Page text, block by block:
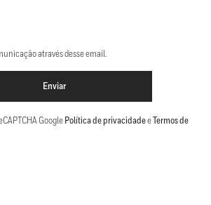
através desse email.
Enviar
Google Política de privacidadee Termos de